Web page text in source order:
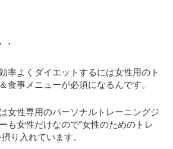
・
率よくダイエットするには女性用のト
食事メニューが必須になるんです。
女性専用のパーソナルトレーニングジ
も女性だけなので”女性のためのトレ
り入れています。